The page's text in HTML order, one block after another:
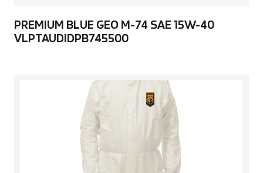
PREMIUM BLUE GEO M-74 SAE 15W-40
VLPTAUDIDPB745500